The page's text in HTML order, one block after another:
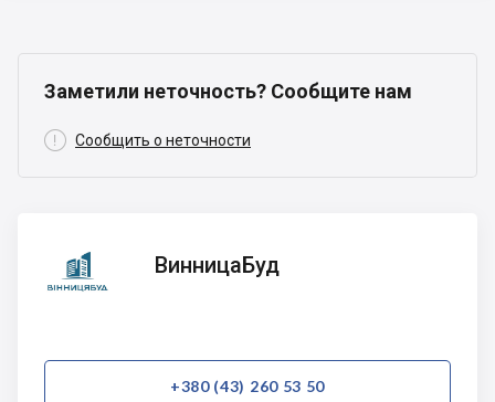
Заметили неточность? Сообщите нам
 Сообщить о неточности
ВинницаБуд
ВинницаБуд
+380 (43) 260 53 50